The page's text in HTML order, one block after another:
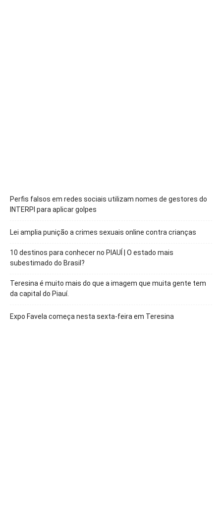
Perfis falsos em redes sociais utilizam nomes de gestores do
INTERPI para aplicar golpes
Lei amplia punição a crimes sexuais online contra crianças
10 destinos para conhecer no PIAUÍ | O estado mais
subestimado do Brasil?
Teresina é muito mais do que a imagem que muita gente tem
da capital do Piauí.
Expo Favela começa nesta sexta-feira em Teresina